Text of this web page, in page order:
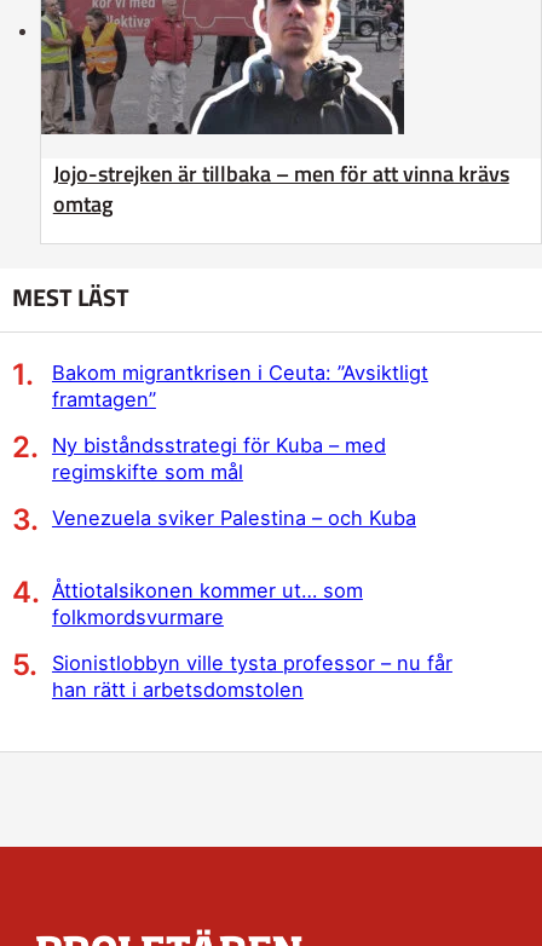
Jojo-strejken är tillbaka – men för att vinna krävs
omtag
MEST LÄST
Bakom migrantkrisen i Ceuta: ”Avsiktligt
framtagen”
Ny biståndsstrategi för Kuba – med
regimskifte som mål
Venezuela sviker Palestina – och Kuba
Åttiotalsikonen kommer ut… som
folkmordsvurmare
Sionistlobbyn ville tysta professor – nu får
han rätt i arbetsdomstolen